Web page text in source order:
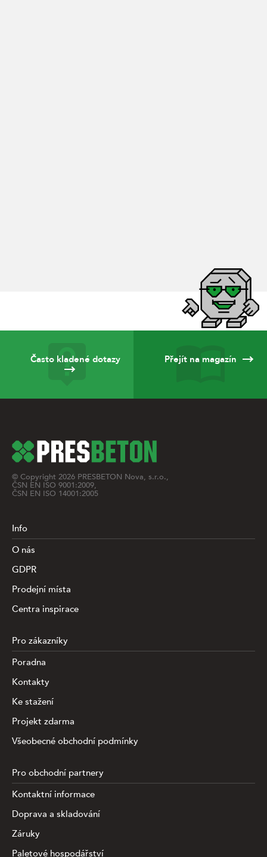
Často kladené dotazy Přejít na magazín
© Copyright 2026 PRESBETON Nova, s.r.o.,
ČSN EN ISO 9001:2009,
ČSN EN ISO 14001:2005
Info
O nás
GDPR
Prodejní místa
Centra inspirace
Pro zákazníky
Poradna
Kontakty
Ke stažení
Projekt zdarma
Všeobecné obchodní podmínky
Pro obchodní partnery
Kontaktní informace
Doprava a skladování
Záruky
Paletové hospodářství